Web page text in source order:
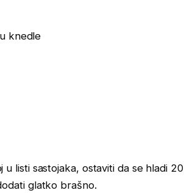
knedle
listi sastojaka, ostaviti da se hladi 20
glatko brašno.